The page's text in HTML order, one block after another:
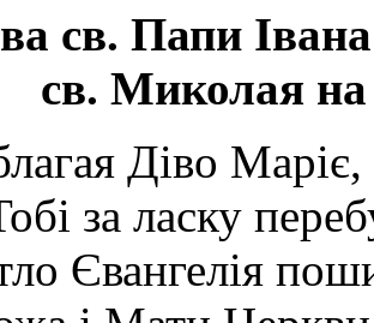
св. Папи
св. Миколая на
Діво
за ласку
Євангелія